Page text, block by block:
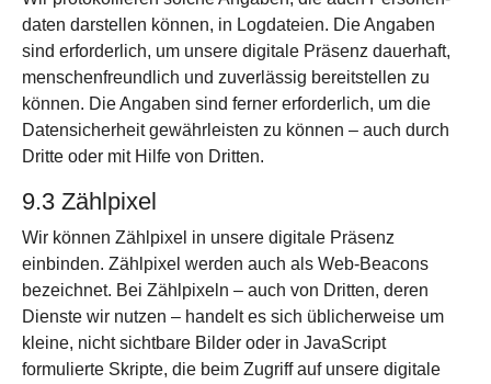
daten darstellen können, in Log­dateien. Die Angaben
sind erforderlich, um unsere digitale Präsenz dauerhaft,
menschen­freundlich und zuverlässig bereit­stellen zu
können. Die Angaben sind ferner erforderlich, um die
Daten­sicher­heit gewähr­leisten zu können – auch durch
Dritte oder mit Hilfe von Dritten.
9.3 Zählpixel
Wir können Zählpixel in unsere digitale Präsenz
einbinden. Zählpixel werden auch als Web-Beacons
bezeichnet. Bei Zählpixeln – auch von Dritten, deren
Dienste wir nutzen – handelt es sich üblicher­weise um
kleine, nicht sicht­bare Bilder oder in JavaScript
formulierte Skripte, die beim Zugriff auf unsere digitale